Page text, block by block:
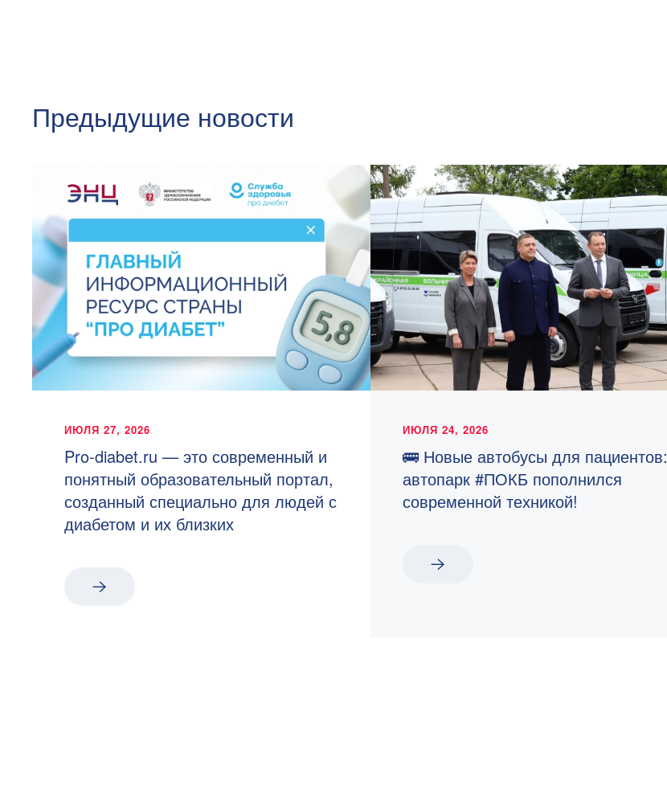
Предыдущие новости
ИЮЛЯ 27, 2026
Pro-diabet.ru — это современный и
понятный образовательный портал,
созданный специально для людей с
диабетом и их близких
ИЮЛЯ 24, 2026
🚌 Новые автобусы для пациентов:
автопарк #ПОКБ пополнился
современной техникой!